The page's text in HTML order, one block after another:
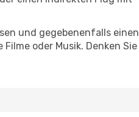
und gegebenenfalls einen
oder Musik. Denken Sie